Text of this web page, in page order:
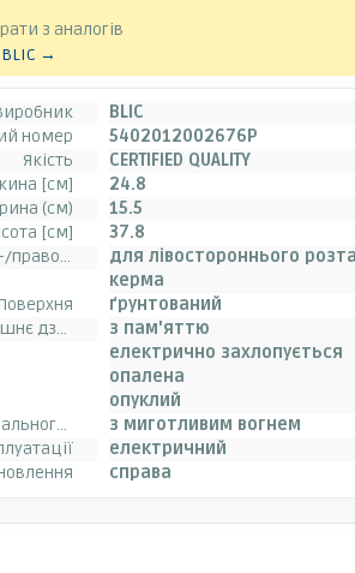
з аналогів
→
BLIC
номер
5402012002676P
Якість
CERTIFIED QUALITY
[см]
24.8
(см)
15.5
[см]
37.8
Автомобіль з ліво-/правостороннім розташуванням керма
для лівостороннього
керма
ґрунтований
Зовнішнє / внутрішнє дзеркало заднього виду
з пам'яттю
електрично захлопується
опалена
опуклий
Функція освітлювального приладу
з миготливим вогнем
електричний
справа